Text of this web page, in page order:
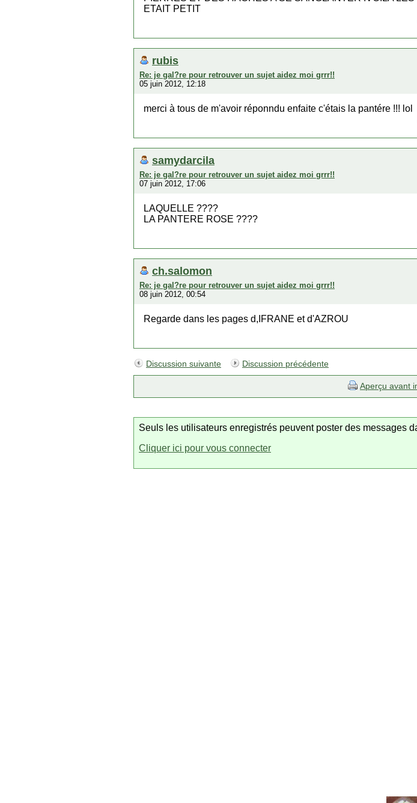
ETAIT PETIT
rubis
Re: je gal?re pour retrouver un sujet aidez moi grrr!!
05 juin 2012, 12:18
merci à tous de m'avoir réponndu enfaite c'étais la pantére !!! lol
samydarcila
Re: je gal?re pour retrouver un sujet aidez moi grrr!!
07 juin 2012, 17:06
LAQUELLE ????
LA PANTERE ROSE ????
ch.salomon
Re: je gal?re pour retrouver un sujet aidez moi grrr!!
08 juin 2012, 00:54
Regarde dans les pages d,IFRANE et d'AZROU
Discussion suivante Discussion précédente
Aperçu avant
Seuls les utilisateurs enregistrés peuvent poster des messages
Cliquer ici pour vous connecter